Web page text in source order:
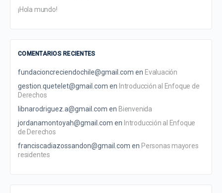
¡Hola mundo!
COMENTARIOS RECIENTES
fundacioncreciendochile@gmail.com en Evaluación
gestion.quetelet@gmail.com en Introducción al Enfoque de
Derechos
libnarodriguez.a@gmail.com en Bienvenida
jordanamontoyah@gmail.com en Introducción al Enfoque
de Derechos
franciscadiazossandon@gmail.com en Personas mayores
residentes